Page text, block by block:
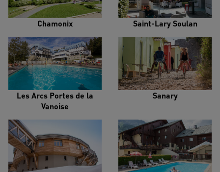
Chamonix Saint-Lary Soulan
Les Arcs Portes de la
Vanoise
Sanary